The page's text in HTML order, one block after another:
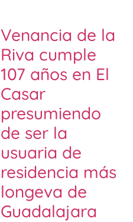
Venancia de la
Riva cumple
107 años en El
Casar
presumiendo
de ser la
usuaria de
residencia más
longeva de
Guadalajara